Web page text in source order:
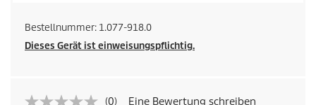
Bestellnummer: 1.077-918.0
Dieses Gerät ist einweisungspflichtig.
(0) Eine Bewertung schreiben